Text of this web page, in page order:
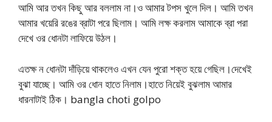
আমি আর তখন কিছু আর বললাম না।ও আমার টপস খুলে দিল। আমি তখন
আমার খয়েরি রঙের ব্রাটা পরে ছিলাম। আমি লক্ষ করলাম আমাকে ব্রা পরা
দেখে ওর ধোনটা লাফিয়ে উঠল।
এতক্ষ ন ধোনটা দাঁড়িয়ে থাকলেও এখন যেন পুরো শক্ত হয়ে গেছিল।দেখেই
বুঝা যাচ্ছে। আমি ওর ধোন হাতে নিলাম।হাতে নিয়েই বুঝলাম আমার
ধারনাটাই ঠিক। bangla choti golpo